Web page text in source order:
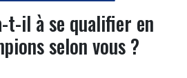
t-il à se qualifier en
selon vous ?